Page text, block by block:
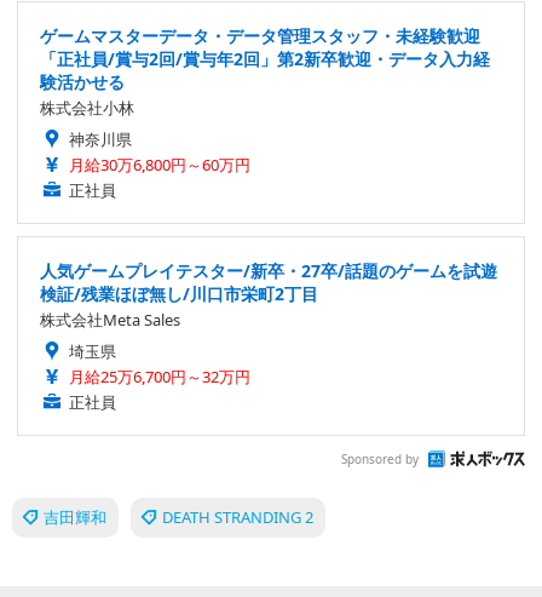
ゲームマスターデータ・データ管理スタッフ・未経験歓迎
「正社員/賞与2回/賞与年2回」第2新卒歓迎・データ入力経
験活かせる
株式会社小林
神奈川県
月給30万6,800円～60万円
正社員
人気ゲームプレイテスター/新卒・27卒/話題のゲームを試遊
検証/残業ほぼ無し/川口市栄町2丁目
株式会社Meta Sales
埼玉県
月給25万6,700円～32万円
正社員
Sponsored by
吉田輝和 DEATH STRANDING 2